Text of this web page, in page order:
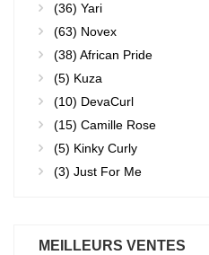
(36) Yari
(63) Novex
(38) African Pride
(5) Kuza
(10) DevaCurl
(15) Camille Rose
(5) Kinky Curly
(3) Just For Me
MEILLEURS VENTES